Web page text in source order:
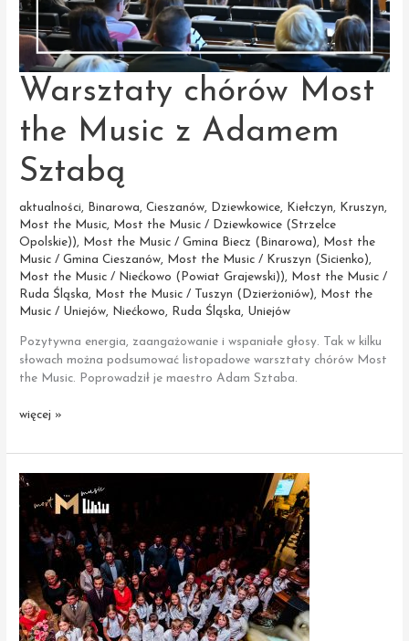
Warsztaty chórów Most
the Music z Adamem
Sztabą
aktualności, Binarowa,Cieszanów, Dziewkowice, Kiełczyn, Kruszyn,
Most the Music,
Most the Music / Dziewkowice (Strzelce
Opolskie)), Most the Music / Gmina Biecz (Binarowa),
Most the
Music / Gmina Cieszanów, Most the Music / Kruszyn (Sicienko),
Most the Music / Niećkowo (Powiat Grajewski)),
Most the Music /
Ruda Śląska, Most the Music / Tuszyn (Dzierżoniów),
Most the
Music / Uniejów, Niećkowo, Ruda Śląska, Uniejów
Pozytywna energia, zaangażowanie i wspaniałe głosy. Tak w kilku
słowach można podsumować listopadowe warsztaty chórów Most
the Music. Poprowadził je maestro Adam Sztaba.
Warsztaty
Most
Music
z Adamem
Sztabą
więcej »